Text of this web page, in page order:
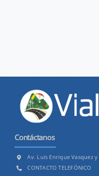
Contáctanos
Av. Luis Enrique Vasquez
CONTACTO TELEFÓNICO